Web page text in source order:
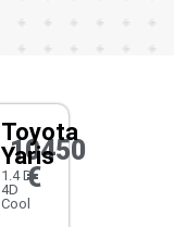
Toyota
Yaris
1.4 D-
4D
Cool
10450
€